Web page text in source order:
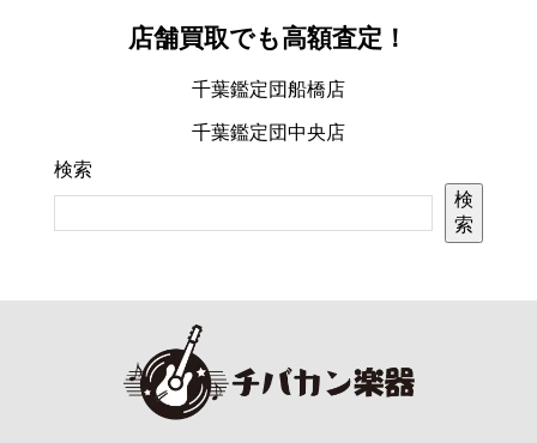
店舗買取でも高額査定！
千葉鑑定団船橋店
千葉鑑定団中央店
検索
検
索